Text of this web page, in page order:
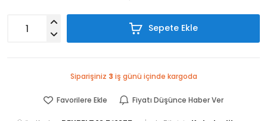
Sepete Ekle
Siparişiniz 3 iş günü içinde kargoda
Favorilere Ekle Fiyatı Düşünce Haber Ver